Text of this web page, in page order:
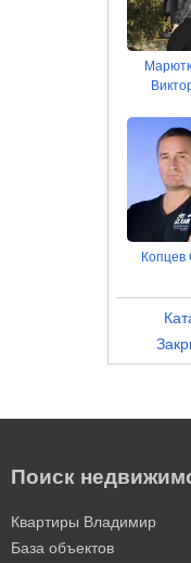
Копцев
Поиск
Квартиры Владимир
База объектов